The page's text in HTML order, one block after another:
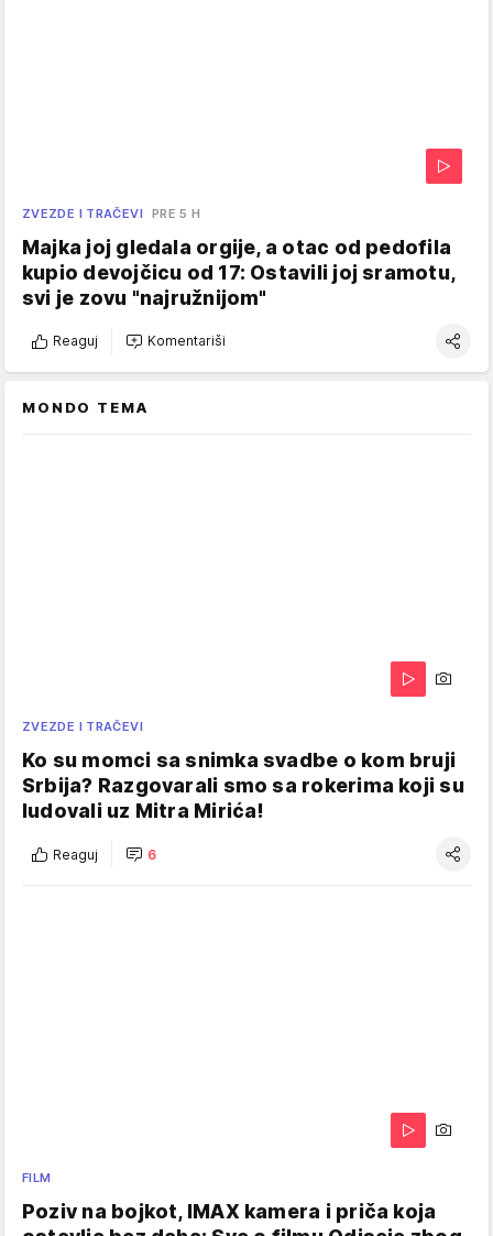
ZVEZDE I TRAČEVI PRE 5 H
Majka joj gledala orgije, a otac od pedofila
kupio devojčicu od 17: Ostavili joj sramotu,
svi je zovu "najružnijom"
Reaguj Komentariši
MONDO TEMA
ZVEZDE I TRAČEVI
Ko su momci sa snimka svadbe o kom bruji
Srbija? Razgovarali smo sa rokerima koji su
ludovali uz Mitra Mirića!
Reaguj 6
FILM
Poziv na bojkot, IMAX kamera i priča koja